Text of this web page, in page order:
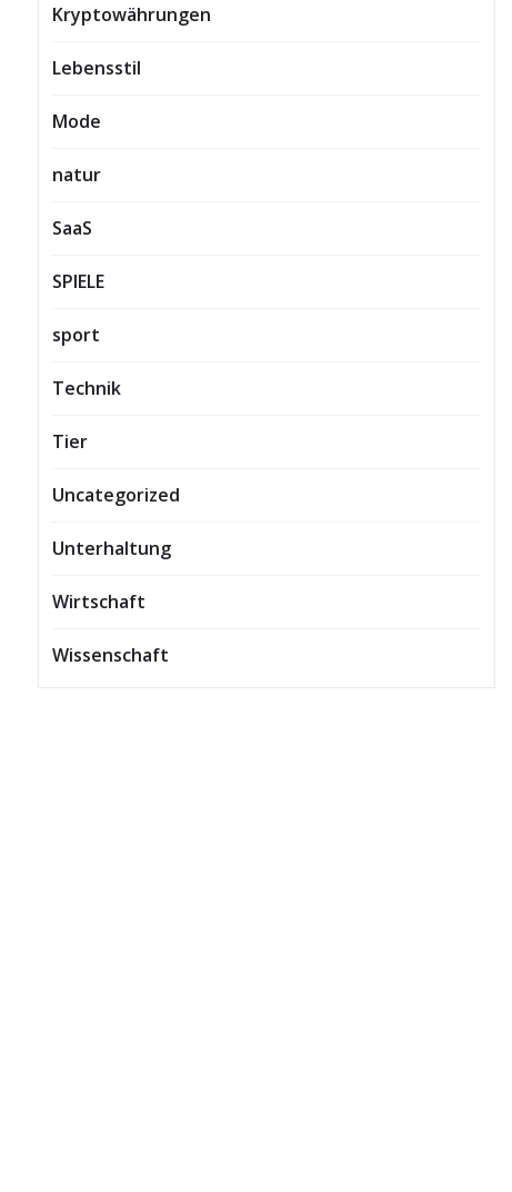
Kryptowährungen
Lebensstil
Mode
natur
SaaS
SPIELE
sport
Technik
Tier
Uncategorized
Unterhaltung
Wirtschaft
Wissenschaft